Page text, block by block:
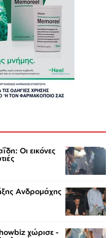
Οι εικόνες
Ανδρομάχης
χώρισε -